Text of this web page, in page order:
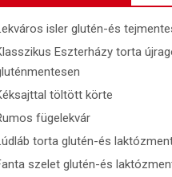
isler glutén-és
Eszterházy torta
töltött körte
fügelekvár
torta glutén-és
szelet glutén-és